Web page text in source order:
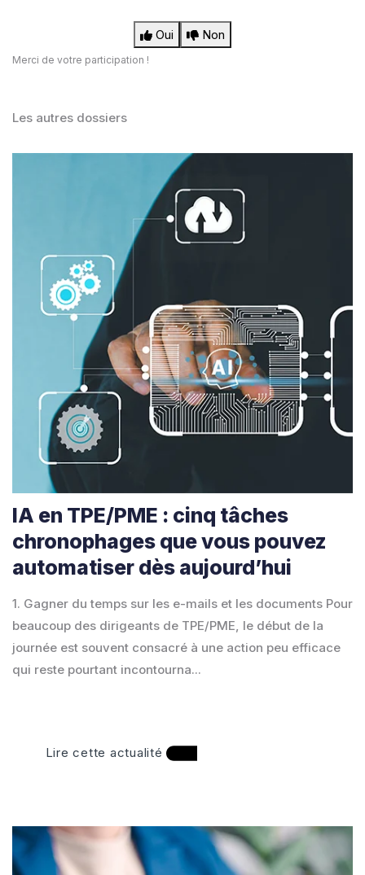
Oui Non
Merci de votre participation !
Les autres dossiers
IA en TPE/PME : cinq tâches
chronophages que vous pouvez
automatiser dès aujourd’hui
1. Gagner du temps sur les e-mails et les documents Pour
beaucoup des dirigeants de TPE/PME, le début de la
journée est souvent consacré à une action peu efficace
qui reste pourtant incontourna...
Lire cette actualité